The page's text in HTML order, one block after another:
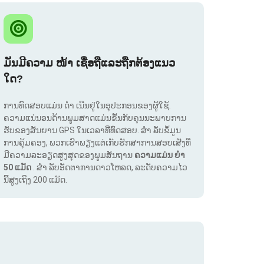
ມັນມີຄວາມ ໜ້າ ເຊື່ອຖືແລະຖືກຕ້ອງແນວ
ໃດ?
ການທົດສອບແມ່ນ ດຳ ເນີນຢູ່ໃນອຸປະກອນຂອງຜູ້ໃຊ້.
ຄວາມແນ່ນອນດ້ານພູມສາດແມ່ນຂື້ນກັບຄຸນນະພາບການ
ຮັບຂອງສັນຍານ GPS ໃນເວລາທີ່ທົດສອບ. ສຳ ລັບຂໍ້ມູນ
ການຄຸ້ມຄອງ, ພວກເຮົາພຽງແຕ່ເກັບຮັກສາການສອບເສັງທີ່
ມີຄວາມລະອຽດສູງສຸດຂອງພູມສັນຖານ ຄວາມແມ່ນ ຍຳ
50 ແມັດ . ສຳ ລັບອັດຕາການດາວໂຫລດ, ລະດັບຄວາມໄວ
ນີ້ສູງເຖິງ 200 ແມັດ.